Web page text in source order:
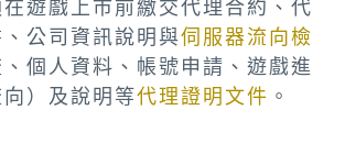
遊戲上市前繳交代理合約、代
公司資訊說明與伺服器流向檢
、個人資料、帳號申請、遊戲進
）及說明等代理證明文件 。